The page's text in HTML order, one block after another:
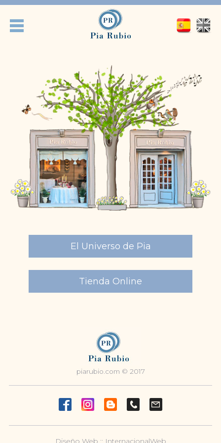
El Universo de Pia
Tienda Online
piarubio.com © 2017